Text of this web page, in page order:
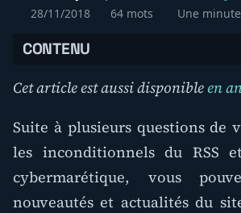
28/11/2018
64 mots Une minute
CONTENU
Cet article est aussi disponibleen
Suite à plusieurs questions de
les inconditionnels du RSS
cybermarétique, vous
nouveautés et actualités du